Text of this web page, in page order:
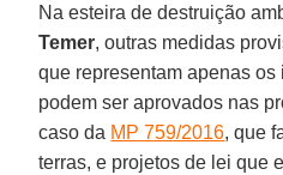
Na esteira de destruição
Temer, outras medidas
que representam apenas
podem ser aprovados nas
caso da MP 759/2016, que
terras, e projetos de lei que